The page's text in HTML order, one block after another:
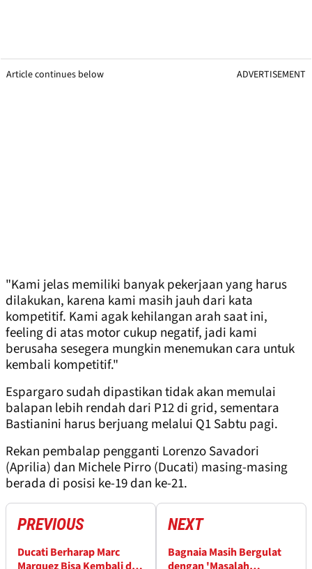
Article continues below ADVERTISEMENT
"Kami jelas memiliki banyak pekerjaan yang harus
dilakukan, karena kami masih jauh dari kata
kompetitif. Kami agak kehilangan arah saat ini,
feeling di atas motor cukup negatif, jadi kami
berusaha sesegera mungkin menemukan cara untuk
kembali kompetitif."
Espargaro sudah dipastikan tidak akan memulai
balapan lebih rendah dari P12 di grid, sementara
Bastianini harus berjuang melalui Q1 Sabtu pagi.
Rekan pembalap pengganti Lorenzo Savadori
(Aprilia) dan Michele Pirro (Ducati) masing-masing
berada di posisi ke-19 dan ke-21.
PREVIOUS
Ducati Berharap Marc
NEXT
Bagnaia Masih Bergulat